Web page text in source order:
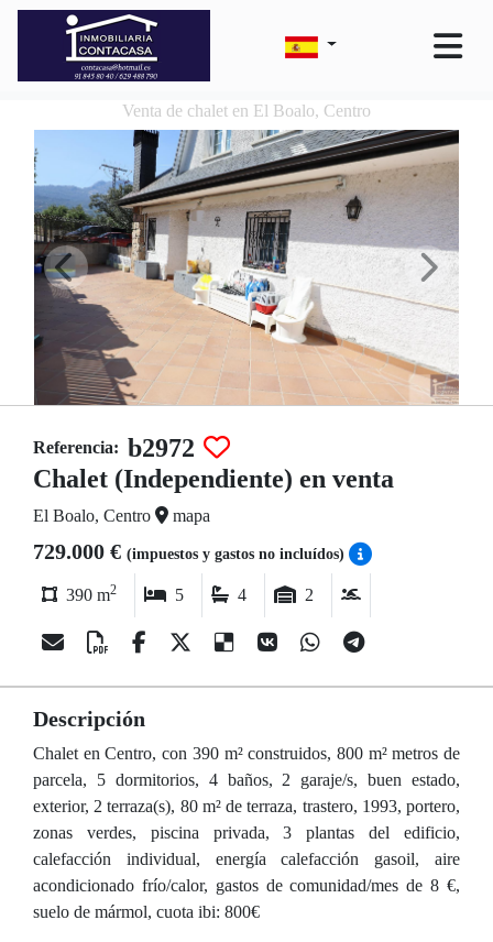
Venta de chalet en El Boalo, Centro
Referencia: b2972
Chalet (Independiente) en venta
El Boalo, Centro mapa
729.000 € (impuestos y gastos no incluídos)
390 m2 5 4 2
Descripción
Chalet en Centro, con 390 m² construidos, 800 m² metros de
parcela, 5 dormitorios, 4 baños, 2 garaje/s, buen estado,
exterior, 2 terraza(s), 80 m² de terraza, trastero, 1993, portero,
zonas verdes, piscina privada, 3 plantas del edificio,
calefacción individual, energía calefacción gasoil, aire
acondicionado frío/calor, gastos de comunidad/mes de 8 €,
suelo de mármol, cuota ibi: 800€